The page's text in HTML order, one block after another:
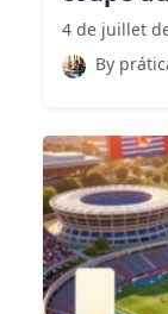
4 de juillet
By